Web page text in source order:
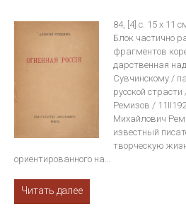
84, [4] с. 15 х 11
Блок частично
фрагментов
дарственная
Сувчинскому /
русской
Ремизов /
Михайлович
известный
творческую
ориентированного на…
Читать далее